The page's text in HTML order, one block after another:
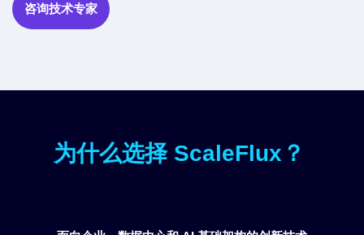
咨询技术专家
为什么选择 ScaleFlux？